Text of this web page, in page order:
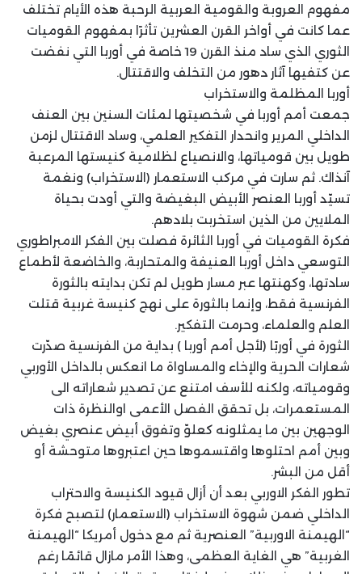
مفهوم العروبة والقومية العربية الرحبة هذه الأيام تختلف
عما كانت في أواخر القرن العشرين تأثرًا بمفهوم القوميات
الثوري الذي ساد منذ القرن 19 خاصة في أوربا التي نفضت
عن كتفيها آثار دهور من التخلف والاقتتال.
أوربا المظلمة والاستخراب
جمعت أمم أوربا في شخصيتها لمئات السنين بين العنف
الداخلي المرير وانحدار التفكير العلمي، وساد الاقتتال لزمن
طويل بين قومياتها، والانصياع لظلامية كنيستها المرعبة
آنذاك. ثم سارت في مركب الاستعمار (الاستخراب) ونغمة
تسيّد أوربا العنصر الأبيض البغيضة والتي أودت بحياة
الملايين من الذين استخربت بلادهم.
فكرة القوميات في أوربا الثائرة فصلت بين الفكر الامبراطوري
التوسعي داخل أوربا العنيفة والمتحاربة، والخاضعة لأطماع
سادتها، وكهنتها عبر مسار طويل لم تكن بدايته بالثورة
الفرنسية فقط، وإنما بالثورة على نهج كنيسة غربية قتلت
العلم والعلماء، وحرمت التفكير.
الثورة في أوربًا (لأجل أمم أوربا ) بداية من الفرنسية صدّرت
شعارات الحرية والإخاء والمساواة ما انعكس بالداخل الأوربي
وقومياته، ولكنه للأسف امتنع عن تصدير شعاراته الى
المستعمرات، بل تحقق الفصل الأعمى اوالنظرة ذات
الوجهين بين ما يمثلونه كعلوّ وتفوق أبيض عنصري بغيض
وبين أمم احتلوها واقتسموها حين اعتبروها متوحشة أو
أقل من البشر.
تطور الفكر الاوربي بعد أن أزال قيود الكنيسة والاحتراب
الداخلي ضمن شهوة الاستخراب (الاستعمار) لتصبح فكرة
“الهيمنة الاوربية” العنصرية ثم مع دخول أمريكا “الهيمنة
الغربية” هي الغاية العظمى، وهذا الأمر مازال قائمًا رغم